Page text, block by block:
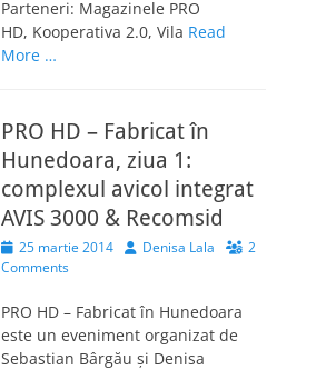
Parteneri: Magazinele PRO
HD, Kooperativa 2.0, Vila Read
More …
PRO HD – Fabricat în
Hunedoara, ziua 1:
complexul avicol integrat
AVIS 3000 & Recomsid
Posted
on
25 martie 2014 AuthorDenisa Lala
2
Comments
PRO HD – Fabricat în Hunedoara
este un eveniment organizat de
Sebastian Bârgău și Denisa